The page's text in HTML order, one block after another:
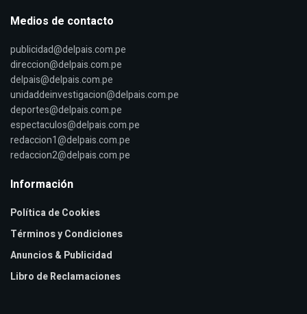
Medios de contacto
publicidad@delpais.com.pe
direccion@delpais.com.pe
delpais@delpais.com.pe
unidaddeinvestigacion@delpais.com.pe
deportes@delpais.com.pe
espectaculos@delpais.com.pe
redaccion1@delpais.com.pe
redaccion2@delpais.com.pe
Información
Política de Cookies
Términos y Condiciones
Anuncios & Publicidad
Libro de Reclamaciones